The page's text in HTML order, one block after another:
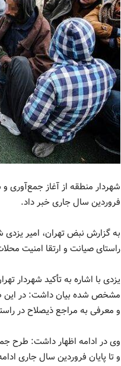
شهردار منطقه از آغاز جمع‌آوری
فروردین سال جاری خبر داد.
راستای صیانت و ارتقا امنیت
یزدی با اشاره به تأکید شهردار
مشخص شده بیان داشت: در این
و معرفی به مراجع ذیصلاح در
وی در ادامه اظهار داشت: طرح
و تا پایان فروردین سال جاری